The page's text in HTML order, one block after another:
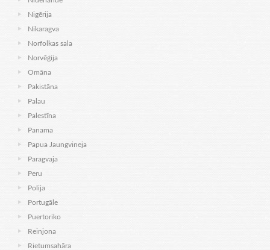
Nigērija
Nikaragva
Norfolkas sala
Norvēģija
Omāna
Pakistāna
Palau
Palestīna
Panama
Papua Jaungvineja
Paragvaja
Peru
Polija
Portugāle
Puertoriko
Reinjona
Rietumsahāra